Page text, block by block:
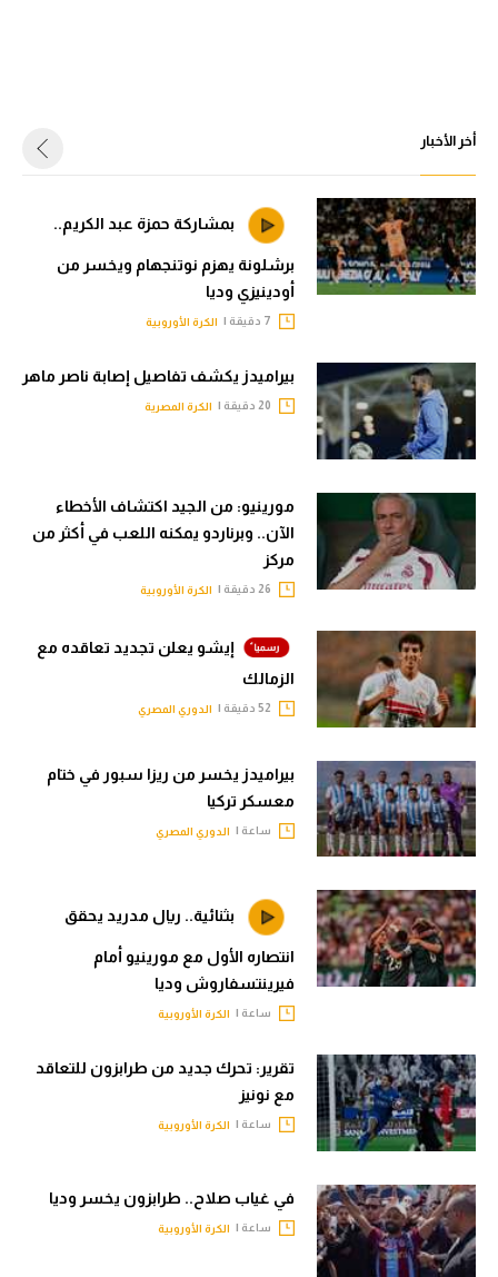
أخر الأخبار
بمشاركة حمزة عبد الكريم..
برشلونة يهزم نوتنجهام ويخسر من
أودينيزي وديا
الكرة الأوروبية
بيراميدز يكشف تفاصيل إصابة ناصر ماهر
الكرة المصرية
مورينيو: من الجيد اكتشاف الأخطاء
الآن.. وبرناردو يمكنه اللعب في أكثر من
مركز
الكرة الأوروبية
إيشو يعلن تجديد تعاقده مع
الزمالك
الدوري المصري
بيراميدز يخسر من ريزا سبور في ختام
معسكر تركيا
ساعة | الدوري المصري
بثنائية.. ريال مدريد يحقق
انتصاره الأول مع مورينيو أمام
فيرينتسفاروش وديا
ساعة | الكرة الأوروبية
تقرير: تحرك جديد من طرابزون للتعاقد
مع نونيز
ساعة | الكرة الأوروبية
في غياب صلاح.. طرابزون يخسر وديا
ساعة | الكرة الأوروبية